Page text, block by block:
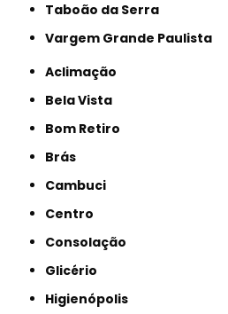
Taboão da Serra
Vargem Grande Paulista
Aclimação
Bela Vista
Bom Retiro
Brás
Cambuci
Centro
Consolação
Glicério
Higienópolis